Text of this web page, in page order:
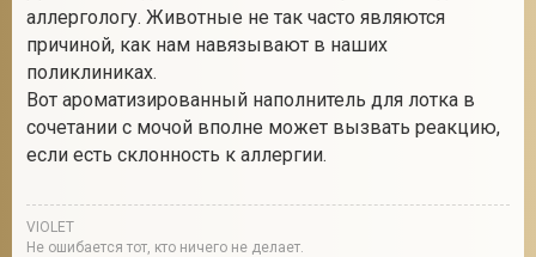
аллергологу. Животные не так часто являются
причиной, как нам навязывают в наших
поликлиниках.
Вот ароматизированный наполнитель для лотка в
сочетании с мочой вполне может вызвать реакцию,
если есть склонность к аллергии.
VIOLET
Не ошибается тот, кто ничего не делает.